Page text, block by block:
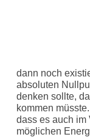
dann noch
absoluten
denken sollte,
kommen
dass es auch im
möglichen